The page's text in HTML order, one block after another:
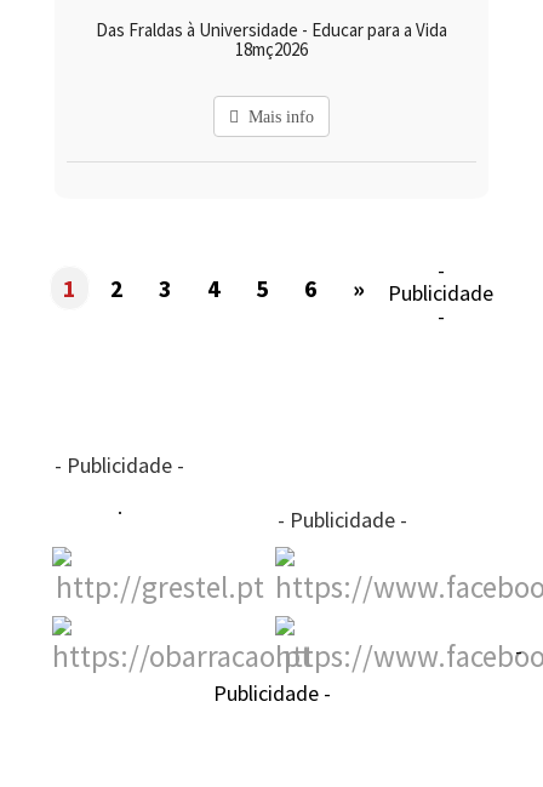
Das Fraldas à Universidade - Educar para a Vida
18mç2026
Mais info
1 2 3 4 5 6 »
-
Publicidade
-
- Publicidade -
- Publicidade -
-
Publicidade -